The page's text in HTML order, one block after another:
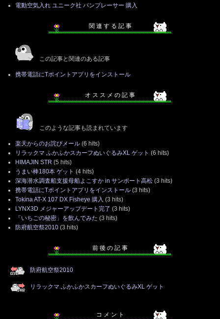
電動空気入れ ユニーク社 パンプレーサー 購入
関 連 す る 記 事
この記事と関連のある記事
携帯電話にTポイントアプリをインストール
オ ス ス メ の 記 事
このような記事も読まれています
楽天からのお詫びメール (6 hits)
リラックマ ふかふかスカーフぬいぐるみXL ゲット (6 hits)
HIMAJIN STR (5 hits)
うまい棒180本 ゲット (4 hits)
深海潜水調査船支援母船よこすか in サンポート高松 (3 hits)
携帯電話にTポイントアプリをインストール (3 hits)
Tokina AT-X 107 DX Fisheye 購入 (3 hits)
LYNX3D メジャーアップデート完了 (3 hits)
「いちごの秘密」を飲んでみた (3 hits)
防府航空祭2010 (3 hits)
前 後 の 記 事
防府航空祭2010
リラックマ ふかふかスカーフぬいぐるみXL ゲット
コ メ ン ト